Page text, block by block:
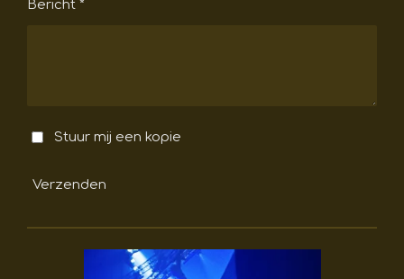
Bericht *
Stuur mij een kopie
Verzenden